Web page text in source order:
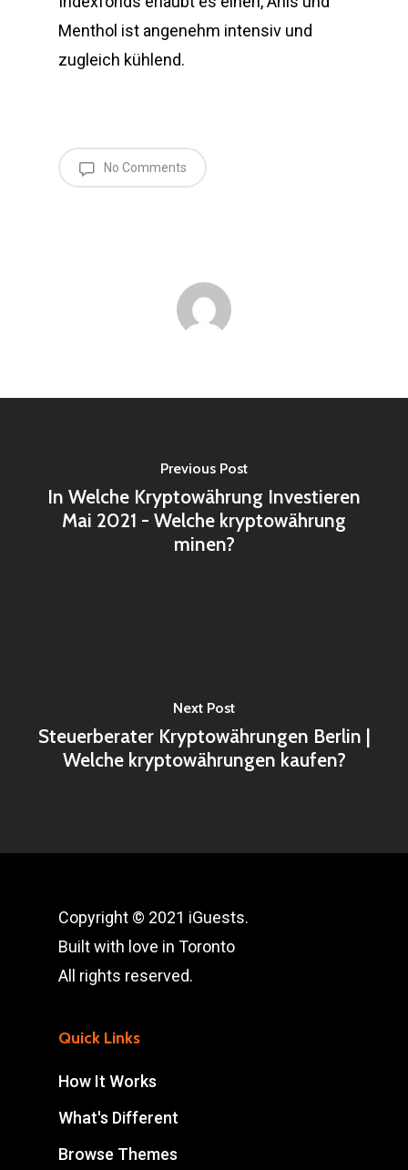
Menthol ist angenehm intensiv und
zugleich kühlend.
No Comments
Previous Post
In Welche Kryptowährung Investieren
Mai 2021 - Welche kryptowährung
minen?
Next Post
Steuerberater Kryptowährungen Berlin |
Welche kryptowährungen kaufen?
Copyright © 2021 iGuests.
Built with love in Toronto
All rights reserved.
Quick Links
How It Works
What's Different
Browse Themes